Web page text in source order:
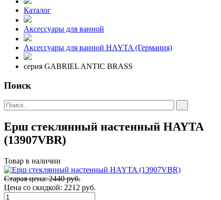
Каталог
Аксессуары для ванной
Аксессуары для ванной HAYTA (Германия)
серия GABRIEL ANTIC BRASS
Поиск
Ерш стеклянный настенный HAYTA
(13907VBR)
Товар в наличии
Старая цена: 2440 руб.
Цена со скидкой: 2212 руб.